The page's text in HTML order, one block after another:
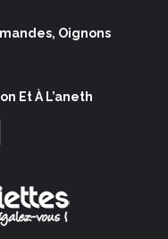
Oignons
Et À L’aneth